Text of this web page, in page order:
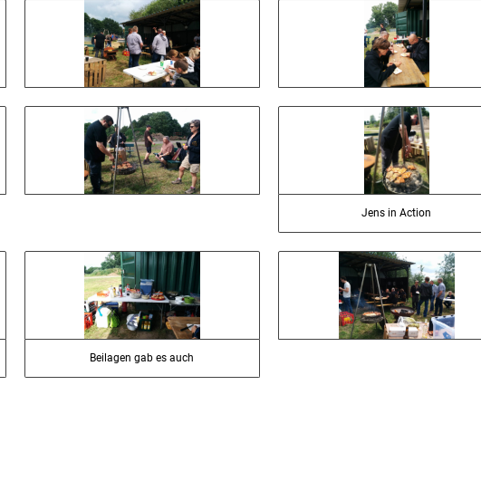
Jens in Action
Beilagen gab es auch